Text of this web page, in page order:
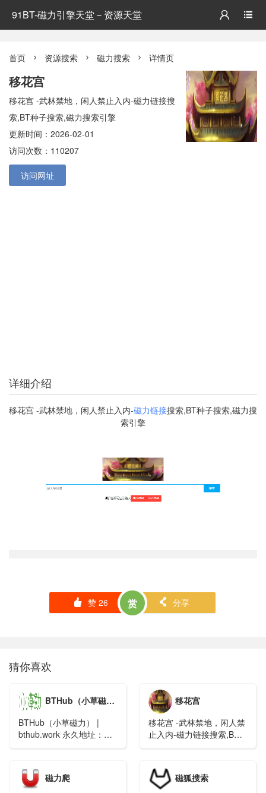
91BT-磁力引擎天堂－资源天堂 

首页  资源搜索  磁力搜索  详情页
移花宫
移花宫 -武林禁地，闲人禁止入内-磁力链接搜
索,BT种子搜索,磁力搜索引擎
更新时间：2026-02-01
访问次数：110207
访问网址
详细介绍
移花宫 -武林禁地，闲人禁止入内-磁力链接搜索,BT种子搜索,磁力搜
索引擎
󰄼 赞 26 赏 󰄯 分享
猜你喜欢
BTHub（小草磁力）
BTHub（小草磁力） |
bthub.work 永久地址：
移花宫
移花宫 -武林禁地，闲人禁
止入内-磁力链接搜索,BT
磁力爬
磁狐搜索